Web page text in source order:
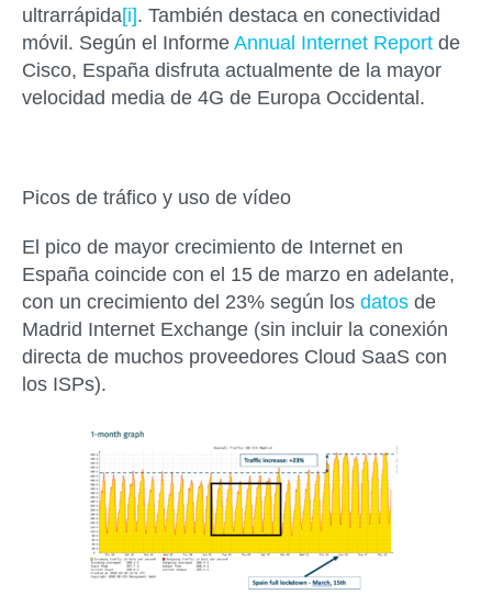
ultrarrápida[i]. También destaca en conectividad
móvil. Según el Informe Annual Internet Report de
Cisco, España disfruta actualmente de la mayor
velocidad media de 4G de Europa Occidental.
Picos de tráfico y uso de vídeo
El pico de mayor crecimiento de Internet en
España coincide con el 15 de marzo en adelante,
con un crecimiento del 23% según los datos de
Madrid Internet Exchange (sin incluir la conexión
directa de muchos proveedores Cloud SaaS con
los ISPs).